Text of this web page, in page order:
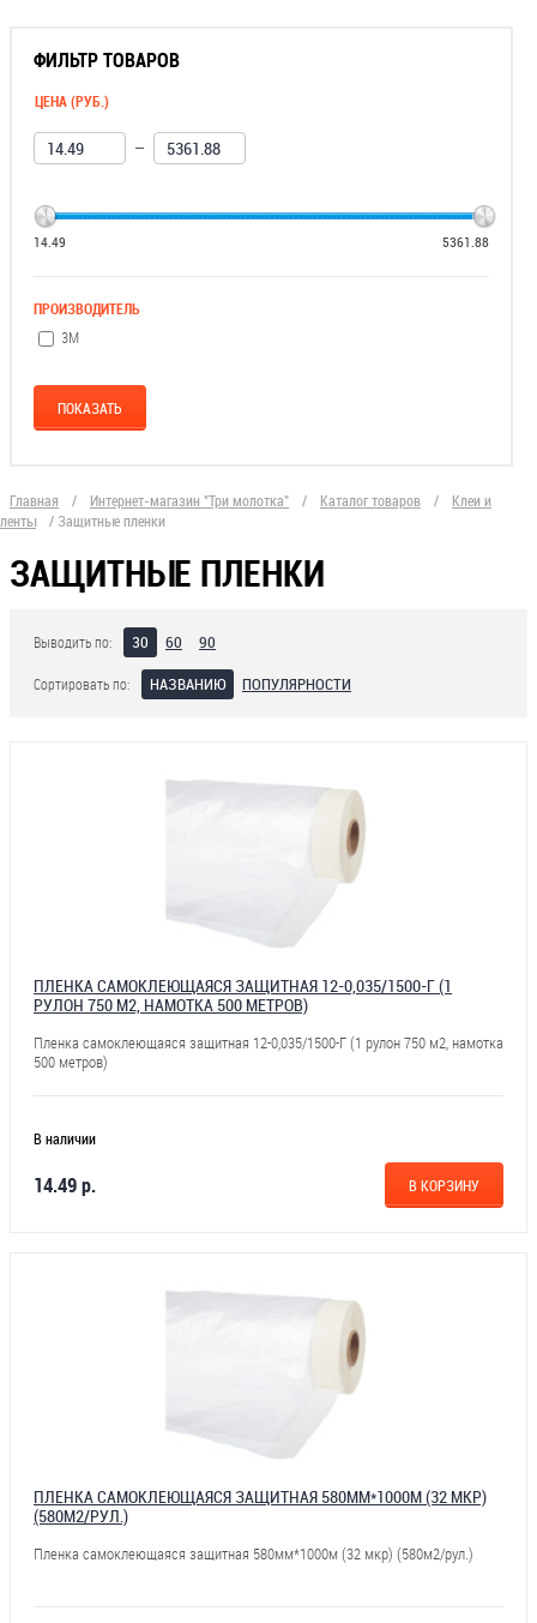
ФИЛЬТР ТОВАРОВ
ЦЕНА (РУБ.)
—
14.49 5361.88
ПРОИЗВОДИТЕЛЬ
3М
Главная / Интернет-магазин "Три молотка" / Каталог товаров /
Клеи и
ленты
/ Защитные пленки
ЗАЩИТНЫЕ ПЛЕНКИ
Выводить по: 30 60 90
Сортировать по: НАЗВАНИЮ ПОПУЛЯРНОСТИ
ПЛЕНКА САМОКЛЕЮЩАЯСЯ ЗАЩИТНАЯ 12-0,035/1500-Г (1
РУЛОН 750 М2, НАМОТКА 500 МЕТРОВ)
Пленка самоклеющаяся защитная 12-0,035/1500-Г (1 рулон 750 м2, намотка
500 метров)
В наличии
14.49 р. В КОРЗИНУ
ПЛЕНКА САМОКЛЕЮЩАЯСЯ ЗАЩИТНАЯ 580ММ*1000М (32 МКР)
(580М2/РУЛ.)
Пленка самоклеющаяся защитная 580мм*1000м (32 мкр) (580м2/рул.)